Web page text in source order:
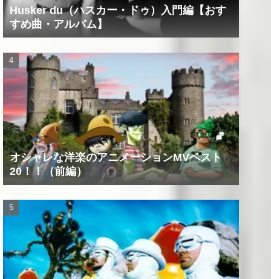
Husker du（ハスカー・ドゥ）入門編【おす
すめ曲・アルバム】
オシャレな洋楽のアニメーションMVベスト
20！！（前編）